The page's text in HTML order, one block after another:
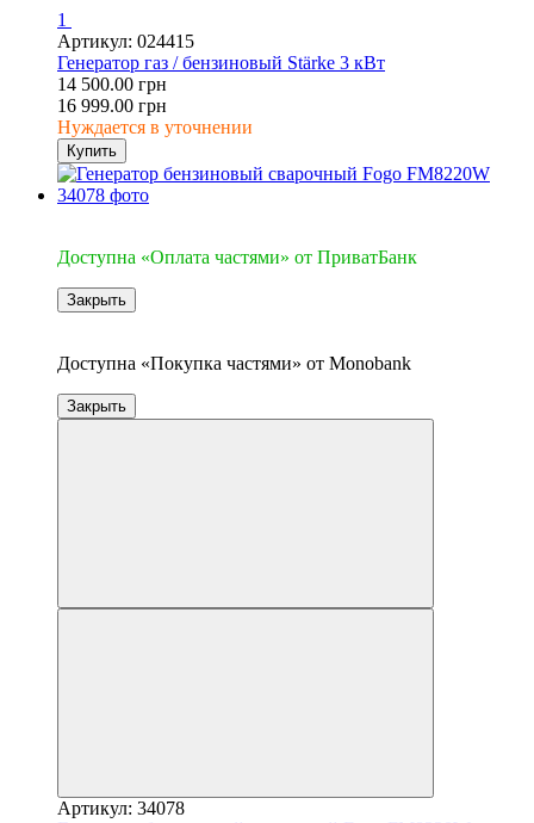
1
Артикул: 024415
Генератор газ / бензиновый Stärke 3 кВт
14 500.00 грн
16 999.00 грн
Нуждается в уточнении
Купить
Доступна «Оплата частями» от ПриватБанк
Закрыть
Доступна «Покупка частями» от Monobank
Закрыть
Артикул: 34078